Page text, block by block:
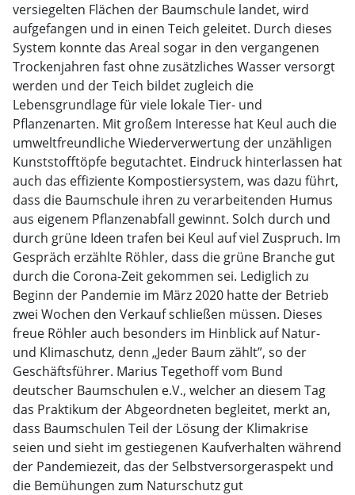
versiegelten Flächen der Baumschule landet, wird
aufgefangen und in einen Teich geleitet. Durch dieses
System konnte das Areal sogar in den vergangenen
Trockenjahren fast ohne zusätzliches Wasser versorgt
werden und der Teich bildet zugleich die
Lebensgrundlage für viele lokale Tier- und
Pflanzenarten. Mit großem Interesse hat Keul auch die
umweltfreundliche Wiederverwertung der unzähligen
Kunststofftöpfe begutachtet. Eindruck hinterlassen hat
auch das effiziente Kompostiersystem, was dazu führt,
dass die Baumschule ihren zu verarbeitenden Humus
aus eigenem Pflanzenabfall gewinnt. Solch durch und
durch grüne Ideen trafen bei Keul auf viel Zuspruch. Im
Gespräch erzählte Röhler, dass die grüne Branche gut
durch die Corona-Zeit gekommen sei. Lediglich zu
Beginn der Pandemie im März 2020 hatte der Betrieb
zwei Wochen den Verkauf schließen müssen. Dieses
freue Röhler auch besonders im Hinblick auf Natur-
und Klimaschutz, denn „Jeder Baum zählt”, so der
Geschäftsführer. Marius Tegethoff vom Bund
deutscher Baumschulen e.V., welcher an diesem Tag
das Praktikum der Abgeordneten begleitet, merkt an,
dass Baumschulen Teil der Lösung der Klimakrise
seien und sieht im gestiegenen Kaufverhalten während
der Pandemiezeit, das der Selbstversorgeraspekt und
die Bemühungen zum Naturschutz gut